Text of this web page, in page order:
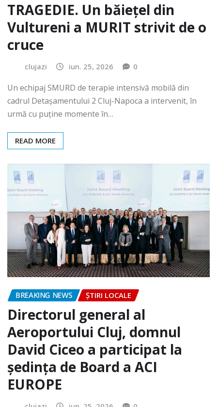
TRAGEDIE. Un băiețel din
Vultureni a MURIT strivit de o
cruce
clujazi iun. 25, 2026 0
Un echipaj SMURD de terapie intensivă mobilă din
cadrul Detașamentului 2 Cluj-Napoca a intervenit, în
urmă cu puține momente în…
READ MORE
BREAKING NEWS ȘTIRI LOCALE
Directorul general al
Aeroportului Cluj, domnul
David Ciceo a participat la
ședința de Board a ACI
EUROPE